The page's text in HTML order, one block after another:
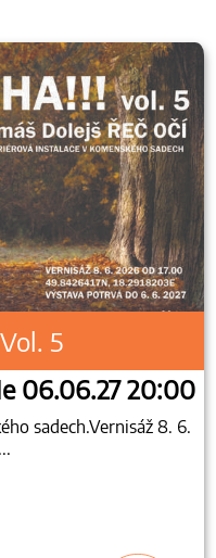
5
06.06.27 20:00
sadech.Vernisáž 8. 6.